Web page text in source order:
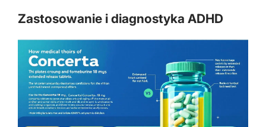
Zastosowanie i diagnostyka ADHD